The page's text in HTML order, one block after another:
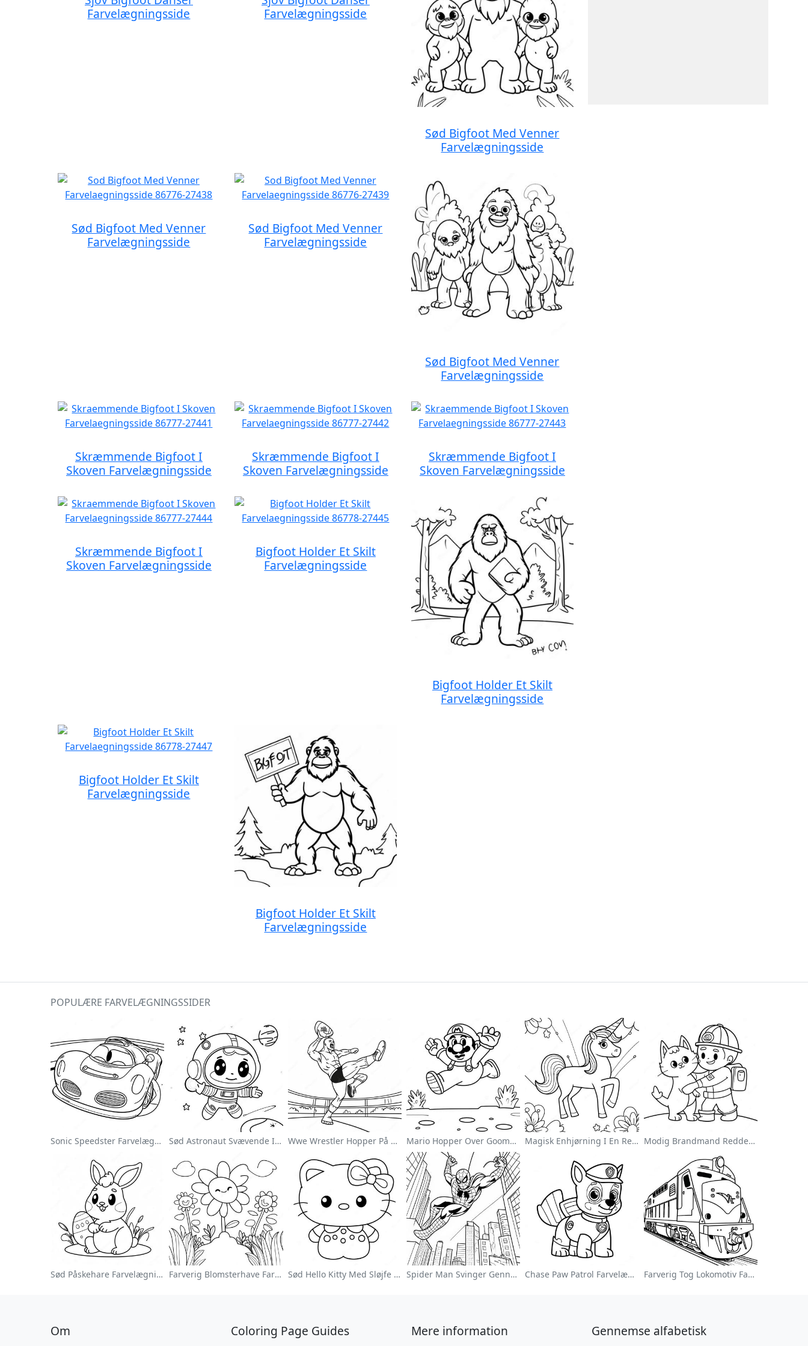
Farvelægningsside
Farvelægningsside
Sød Bigfoot Med Venner
Farvelægningsside
Sød Bigfoot Med Venner
Farvelægningsside
Sød Bigfoot Med Venner
Farvelægningsside
Sød Bigfoot Med Venner
Farvelægningsside
Skræmmende Bigfoot I
Skoven Farvelægningsside
Skræmmende Bigfoot I
Skoven Farvelægningsside
Skræmmende Bigfoot I
Skoven Farvelægningsside
Skræmmende Bigfoot I
Skoven Farvelægningsside
Bigfoot Holder Et Skilt
Farvelægningsside
Bigfoot Holder Et Skilt
Farvelægningsside
Bigfoot Holder Et Skilt
Farvelægningsside
Bigfoot Holder Et Skilt
Farvelægningsside
POPULÆRE FARVELÆGNINGSSIDER
Sonic Speedster Farvelægningsside Sød Astronaut Svævende I Rummet Farvelægningsside Wwe Wrestler Hopper På Modstander Farvelægningsside Mario Hopper Over Goombas Farvelægningsside Magisk Enhjørning I En Regnbue Farvelægningsside Modig Brandmand Redder En Kat Farvelægningsside
Sød Påskehare Farvelægningsside Farverig Blomsterhave Farvelægningsside Sød Hello Kitty Med Sløjfe Farvelægningsside Spider Man Svinger Gennem Byen Farvelægningsside Chase Paw Patrol Farvelægningsside Farverig Tog Lokomotiv Farvelægningsside
Om Coloring Page Guides Mere information Gennemse alfabetisk